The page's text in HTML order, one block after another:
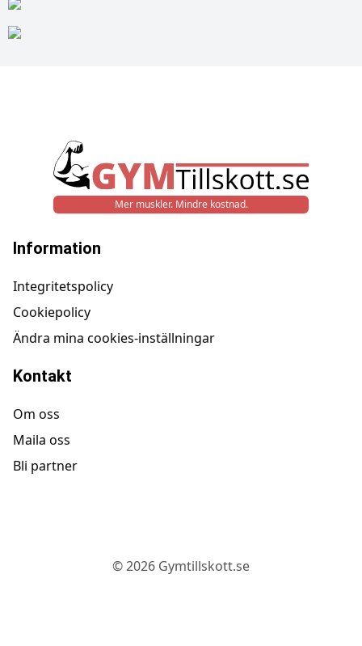
Mer muskler. Mindre kostnad.
Information
Integritetspolicy
Cookiepolicy
Ändra mina cookies-inställningar
Kontakt
Om oss
Maila oss
Bli partner
©2026 Gymtillskott.se